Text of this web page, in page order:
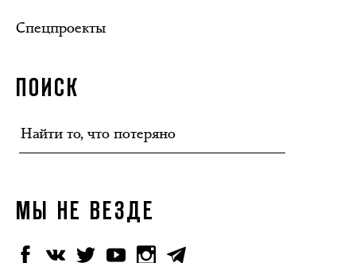
Спецпроекты
ПОИСК
МЫ НЕ ВЕЗДЕ